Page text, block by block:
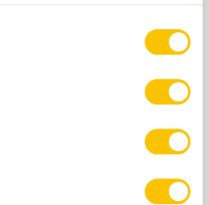
dauert je 2 Stunden.
Begleitperson ist gratis.
Kosten ab 12